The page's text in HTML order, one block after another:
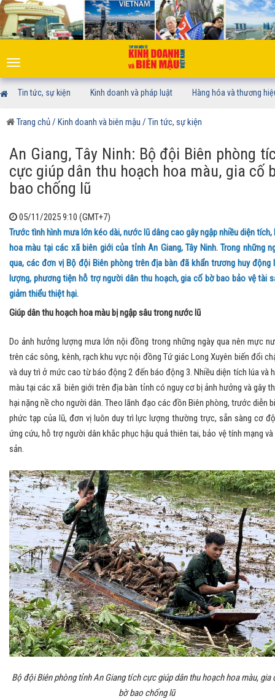
Toggle
navigation
Tin tức, sự kiện Kinh doanh và pháp luật Hàng hóa và thương
Trang chủ/ Kinh doanh và biên mậu / Tin tức, sự kiện
An Giang, Tây Ninh: Bộ đội Biên phòng
cực giúp dân thu hoạch hoa màu, gia cố
bao chống lũ
05/11/2025 9:10 (GMT+7)
Trước tình hình mưa lớn kéo dài, nước lũ dâng cao gây ngập nhiều diện tích,
hoa màu tại các xã biên giới của tỉnh An Giang, Tây Ninh. Trong những
qua, các đơn vị Bộ đội Biên phòng trên địa bàn đã khẩn trương huy động
lượng, phương tiện hỗ trợ người dân thu hoạch, gia cố bờ bao bảo vệ tài
giảm thiểu thiệt hại.
Giúp dân thu hoạch hoa màu bị ngập sâu trong nước lũ
Do ảnh hưởng lượng mưa lớn nội đồng trong những ngày qua nên mực
trên các sông, kênh, rạch khu vực nội đồng Tứ giác Long Xuyên biến đổi
và duy trì ở mức cao từ báo động 2 đến báo động 3. Nhiều diện tích lúa và
màu tại các xã biên giới trên địa bàn tỉnh có nguy cơ bị ảnh hưởng và gây
hại nặng nề cho người dân. Theo lãnh đạo các đồn Biên phòng, trước diễn
phức tạp của lũ, đơn vị luôn duy trì lực lượng thường trực, sẵn sàng cơ
ứng cứu, hỗ trợ người dân khắc phục hậu quả thiên tai, bảo vệ tính mạng
sản.
Bộ đội Biên phòng tỉnh An Giang tích cực giúp dân thu hoạch hoa màu, gia
bờ bao chống lũ